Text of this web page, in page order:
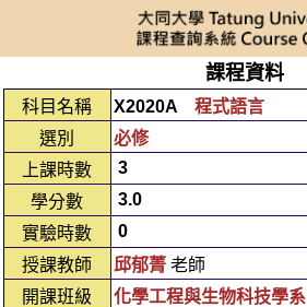
課程資料
科目名稱 X2020A
程式語言
選別
必修
上課時數
3
學分數
3.0
實驗時數
0
授課教師
邱郁菁老師
開課班級
化學工程與生物科技學系